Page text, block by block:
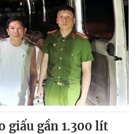
giấu gần 1.300 lít